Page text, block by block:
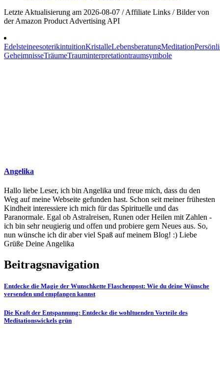
Letzte Aktualisierung am 2026-08-07 / Affiliate Links / Bilder von
der Amazon Product Advertising API
EdelsteineesoterikintuitionKristalleLebensberatungMeditation
GeheimnisseTräumeTrauminterpretationtraumsymbole
Angelika
Hallo liebe Leser, ich bin Angelika und freue mich, dass du den
Weg auf meine Webseite gefunden hast. Schon seit meiner frühesten
Kindheit interessiere ich mich für das Spirituelle und das
Paranormale. Egal ob Astralreisen, Runen oder Heilen mit Zahlen -
ich bin sehr neugierig und offen und probiere gern Neues aus. So,
nun wünsche ich dir aber viel Spaß auf meinem Blog! :) Liebe
Grüße Deine Angelika
Beitragsnavigation
Entdecke die Magie der Wunschkette Flaschenpost: Wie du deine Wünsche
versenden und empfangen kannst
Die Kraft der Entspannung: Entdecke die wohltuenden Vorteile des
Meditationswickels grün